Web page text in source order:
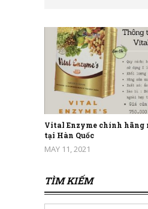
Vital Enzyme chính hãng
tại Hàn Quốc
MAY 11, 2021
TÌM KIẾM